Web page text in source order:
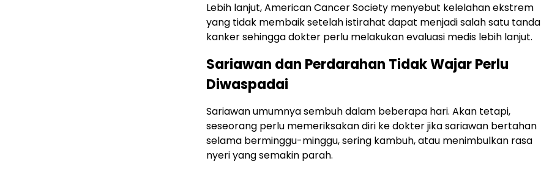
Lebih lanjut, American Cancer Society menyebut kelelahan ekstrem
yang tidak membaik setelah istirahat dapat menjadi salah satu tanda
kanker sehingga dokter perlu melakukan evaluasi medis lebih lanjut.
Sariawan dan Perdarahan Tidak Wajar Perlu
Diwaspadai
Sariawan umumnya sembuh dalam beberapa hari. Akan tetapi,
seseorang perlu memeriksakan diri ke dokter jika sariawan bertahan
selama berminggu-minggu, sering kambuh, atau menimbulkan rasa
nyeri yang semakin parah.